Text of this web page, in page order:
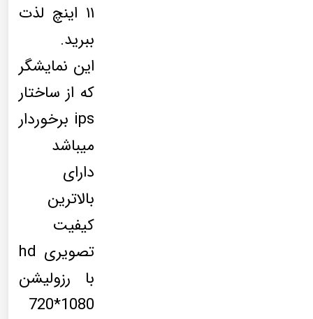
۱۱ اینچ لذت
ببرید.
این نمایشگر
که از ساختار
ips برخوردار
میباشد
دارای
بالاترین
کیفیت
تصویری hd
با رزولیشن
1080*720